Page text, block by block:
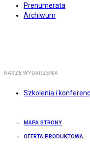
Prenumerata
Archiwum
NASZE WYDARZENIA
Szkolenia i
MAPA STRONY
OFERTA PRODUKTOWA